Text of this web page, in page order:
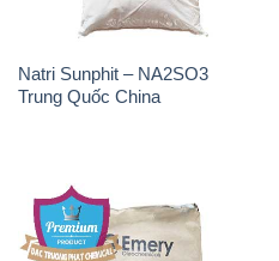
Natri Sunphit – NA2SO3
Trung Quốc China